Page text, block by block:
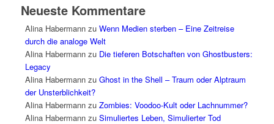
Neueste Kommentare
Alina Habermannzu Wenn Medien sterben – Eine Zeitreise
durch die analoge Welt
Alina Habermannzu Die tieferen Botschaften von Ghostbusters:
Legacy
Alina Habermannzu Ghost in the Shell – Traum oder Alptraum
der Unsterblichkeit?
Alina Habermannzu Zombies: Voodoo-Kult oder Lachnummer?
Alina Habermannzu Simuliertes Leben, Simulierter Tod